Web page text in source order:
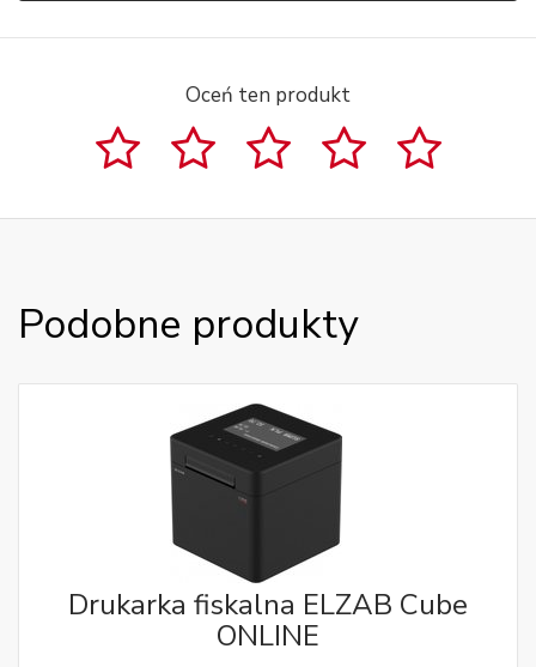
Oceń ten produkt
Podobne produkty
Drukarka fiskalna ELZAB Cube
ONLINE